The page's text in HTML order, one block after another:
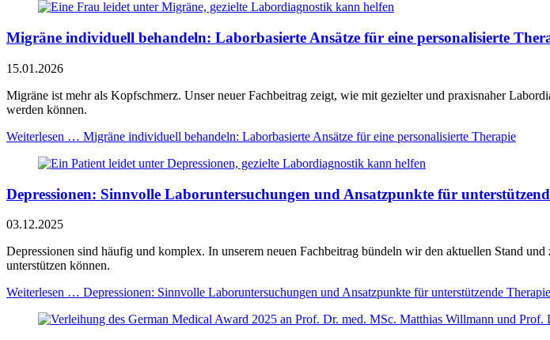
Migräne individuell behandeln: Laborbasierte Ansätze für eine personalisierte
15.01.2026
Migräne ist mehr als Kopfschmerz. Unser neuer Fachbeitrag zeigt, wie mit gezielter und praxisnaher
werden können.
Weiterlesen … Migräne individuell behandeln: Laborbasierte Ansätze für eine personalisierte Therapie
Depressionen: Sinnvolle Laboruntersuchungen und Ansatzpunkte für
03.12.2025
Depressionen sind häufig und komplex. In unserem neuen Fachbeitrag bündeln wir den aktuellen Stand
unterstützen können.
Weiterlesen … Depressionen: Sinnvolle Laboruntersuchungen und Ansatzpunkte für unterstützende